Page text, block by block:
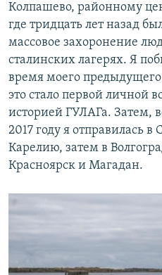
Колпашево, районному
где тридцать лет назад
массовое захоронение
сталинских лагерях. Я
время моего
это стало первой личной
историей ГУЛАГа. Затем,
2017 году я отправилась в
Карелию, затем в
Красноярск и Магадан.​